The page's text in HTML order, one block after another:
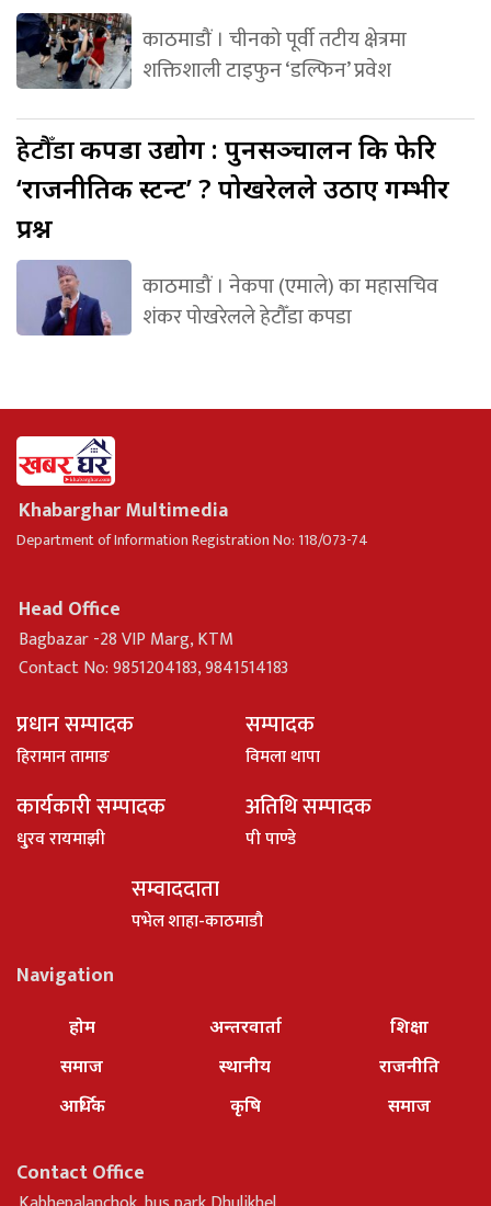
काठमाडौं । चीनको पूर्वी तटीय क्षेत्रमा
शक्तिशाली टाइफुन ‘डल्फिन’ प्रवेश
हेटौँडाकपडा उद्योग : पुनसञ्चालन कि फेरि
‘राजनीतिक स्टन्ट’ ? पोखरेलले उठाए गम्भीर
प्रश्न
काठमाडौं । नेकपा (एमाले) का महासचिव
शंकर पोखरेलले हेटौँडा कपडा
Khabarghar Multimedia
Department of Information Registration No: 118/073-74
Head Office
Bagbazar -28 VIP Marg, KTM
Contact No: 9851204183, 9841514183
प्रधान सम्पादक
हिरामान तामाङ
सम्पादक
विमला थापा
कार्यकारी सम्पादक
धु्रव रायमाझी
अतिथि सम्पादक
पी पाण्डे
सम्वाददाता
पभेल शाहा-काठमाडौ
Navigation
होम
समाज
आर्थिक
अन्तरवार्ता
स्थानीय
कृषि
शिक्षा
राजनीति
समाज
Contact Office